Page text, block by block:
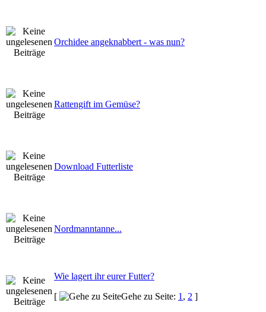
Orchidee angeknabbert - was nun?
Rattengift im Gemüse?
Download Futterliste
Nordmanntanne...
Wie lagert ihr eurer Futter?
[
Gehe zu Seite: 1 , 2 ]